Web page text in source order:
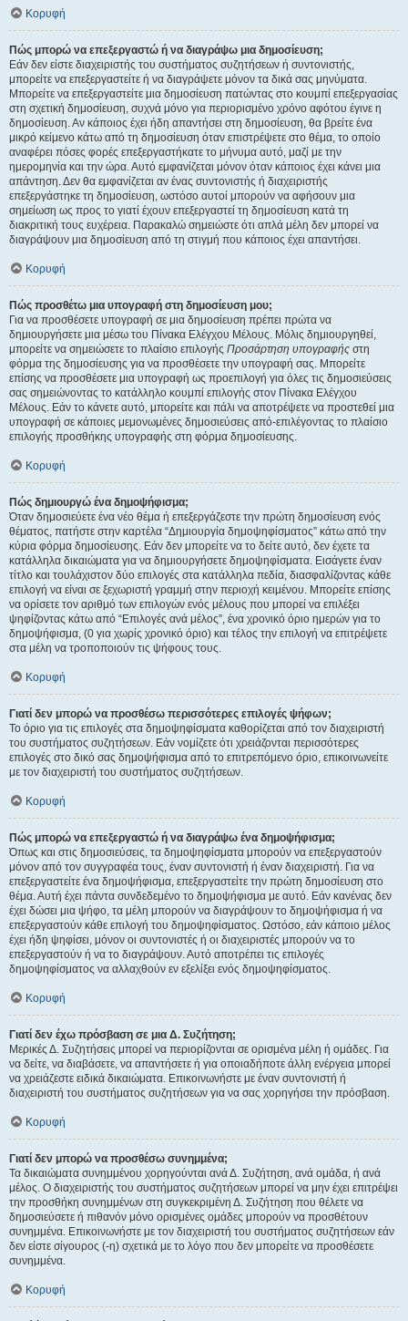
Κορυφή
Πώς μπορώ να επεξεργαστώ ή να διαγράψω μια δημοσίευση;
Εάν δεν είστε διαχειριστής του συστήματος συζητήσεων ή συντονιστής,
μπορείτε να επεξεργαστείτε ή να διαγράψετε μόνον τα δικά σας μηνύματα.
Μπορείτε να επεξεργαστείτε μια δημοσίευση πατώντας στο κουμπί επεξεργασίας
στη σχετική δημοσίευση, συχνά μόνο για περιορισμένο χρόνο αφότου έγινε η
δημοσίευση. Αν κάποιος έχει ήδη απαντήσει στη δημοσίευση, θα βρείτε ένα
μικρό κείμενο κάτω από τη δημοσίευση όταν επιστρέψετε στο θέμα, το οποίο
αναφέρει πόσες φορές επεξεργαστήκατε το μήνυμα αυτό, μαζί με την
ημερομηνία και την ώρα. Αυτό εμφανίζεται μόνον όταν κάποιος έχει κάνει μια
απάντηση. Δεν θα εμφανίζεται αν ένας συντονιστής ή διαχειριστής
επεξεργάστηκε τη δημοσίευση, ωστόσο αυτοί μπορούν να αφήσουν μια
σημείωση ως προς το γιατί έχουν επεξεργαστεί τη δημοσίευση κατά τη
διακριτική τους ευχέρεια. Παρακαλώ σημειώστε ότι απλά μέλη δεν μπορεί να
διαγράψουν μια δημοσίευση από τη στιγμή που κάποιος έχει απαντήσει.
Κορυφή
Πώς προσθέτω μια υπογραφή στη δημοσίευση μου;
Για να προσθέσετε υπογραφή σε μια δημοσίευση πρέπει πρώτα να
δημιουργήσετε μια μέσω του Πίνακα Ελέγχου Μέλους. Μόλις δημιουργηθεί,
μπορείτε να σημειώσετε το πλαίσιο επιλογής Προσάρτηση υπογραφής στη
φόρμα της δημοσίευσης για να προσθέσετε την υπογραφή σας. Μπορείτε
επίσης να προσθέσετε μια υπογραφή ως προεπιλογή για όλες τις δημοσιεύσεις
σας σημειώνοντας το κατάλληλο κουμπί επιλογής στον Πίνακα Ελέγχου
Μέλους. Εάν το κάνετε αυτό, μπορείτε και πάλι να αποτρέψετε να προστεθεί μια
υπογραφή σε κάποιες μεμονωμένες δημοσιεύσεις από-επιλέγοντας το πλαίσιο
επιλογής προσθήκης υπογραφής στη φόρμα δημοσίευσης.
Κορυφή
Πώς δημιουργώ ένα δημοψήφισμα;
Όταν δημοσιεύετε ένα νέο θέμα ή επεξεργάζεστε την πρώτη δημοσίευση ενός
θέματος, πατήστε στην καρτέλα “Δημιουργία δημοψηφίσματος” κάτω από την
κύρια φόρμα δημοσίευσης. Εάν δεν μπορείτε να το δείτε αυτό, δεν έχετε τα
κατάλληλα δικαιώματα για να δημιουργήσετε δημοψηφίσματα. Εισάγετε έναν
τίτλο και τουλάχιστον δύο επιλογές στα κατάλληλα πεδία, διασφαλίζοντας κάθε
επιλογή να είναι σε ξεχωριστή γραμμή στην περιοχή κειμένου. Μπορείτε επίσης
να ορίσετε τον αριθμό των επιλογών ενός μέλους που μπορεί να επιλέξει
ψηφίζοντας κάτω από “Επιλογές ανά μέλος”, ένα χρονικό όριο ημερών για το
δημοψήφισμα, (0 για χωρίς χρονικό όριο) και τέλος την επιλογή να επιτρέψετε
στα μέλη να τροποποιούν τις ψήφους τους.
Κορυφή
Γιατί δεν μπορώ να προσθέσω περισσότερες επιλογές ψήφων;
Το όριο για τις επιλογές στα δημοψηφίσματα καθορίζεται από τον διαχειριστή
του συστήματος συζητήσεων. Εάν νομίζετε ότι χρειάζονται περισσότερες
επιλογές στο δικό σας δημοψήφισμα από το επιτρεπόμενο όριο, επικοινωνείτε
με τον διαχειριστή του συστήματος συζητήσεων.
Κορυφή
Πώς μπορώ να επεξεργαστώ ή να διαγράψω ένα δημοψήφισμα;
Όπως και στις δημοσιεύσεις, τα δημοψηφίσματα μπορούν να επεξεργαστούν
μόνον από τον συγγραφέα τους, έναν συντονιστή ή έναν διαχειριστή. Για να
επεξεργαστείτε ένα δημοψήφισμα, επεξεργαστείτε την πρώτη δημοσίευση στο
θέμα. Αυτή έχει πάντα συνδεδεμένο το δημοψήφισμα με αυτό. Εάν κανένας δεν
έχει δώσει μια ψήφο, τα μέλη μπορούν να διαγράψουν το δημοψήφισμα ή να
επεξεργαστούν κάθε επιλογή του δημοψηφίσματος. Ωστόσο, εάν κάποιο μέλος
έχει ήδη ψηφίσει, μόνον οι συντονιστές ή οι διαχειριστές μπορούν να το
επεξεργαστούν ή να το διαγράψουν. Αυτό αποτρέπει τις επιλογές
δημοψηφίσματος να αλλαχθούν εν εξελίξει ενός δημοψηφίσματος.
Κορυφή
Γιατί δεν έχω πρόσβαση σε μια Δ. Συζήτηση;
Μερικές Δ. Συζητήσεις μπορεί να περιορίζονται σε ορισμένα μέλη ή ομάδες. Για
να δείτε, να διαβάσετε, να απαντήσετε ή για οποιαδήποτε άλλη ενέργεια μπορεί
να χρειάζεστε ειδικά δικαιώματα. Επικοινωνήστε με έναν συντονιστή ή
διαχειριστή του συστήματος συζητήσεων για να σας χορηγήσει την πρόσβαση.
Κορυφή
Γιατί δεν μπορώ να προσθέσω συνημμένα;
Τα δικαιώματα συνημμένου χορηγούνται ανά Δ. Συζήτηση, ανά ομάδα, ή ανά
μέλος. Ο διαχειριστής του συστήματος συζητήσεων μπορεί να μην έχει επιτρέψει
την προσθήκη συνημμένων στη συγκεκριμένη Δ. Συζήτηση που θέλετε να
δημοσιεύσετε ή πιθανόν μόνο ορισμένες ομάδες μπορούν να προσθέτουν
συνημμένα. Επικοινωνήστε με τον διαχειριστή του συστήματος συζητήσεων εάν
δεν είστε σίγουρος (-η) σχετικά με το λόγο που δεν μπορείτε να προσθέσετε
συνημμένα.
Κορυφή